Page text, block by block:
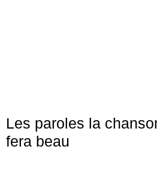
Les paroles la
fera beau